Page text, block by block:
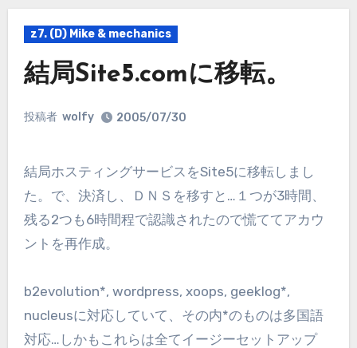
z7. (D) Mike & mechanics
結局Site5.comに移転。
投稿者 wolfy 2005/07/30
結局ホスティングサービスをSite5に移転しまし
た。で、決済し、ＤＮＳを移すと…１つが3時間、
残る2つも6時間程で認識されたので慌ててアカウ
ントを再作成。
b2evolution*, wordpress, xoops, geeklog*,
nucleusに対応していて、その内*のものは多国語
対応…しかもこれらは全てイージーセットアップ